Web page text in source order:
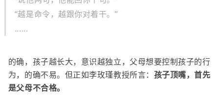
“越是命令，越跟你对着干。”
......
的确，孩子越长大，意识越独立，父母想要控制孩子的行
为，的确不易。但正如李玫瑾教授所言： 孩子顶嘴，首先
是父母不合格。